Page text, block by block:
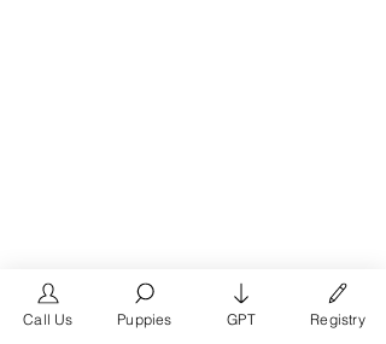
Call Us Puppies GPT Registry